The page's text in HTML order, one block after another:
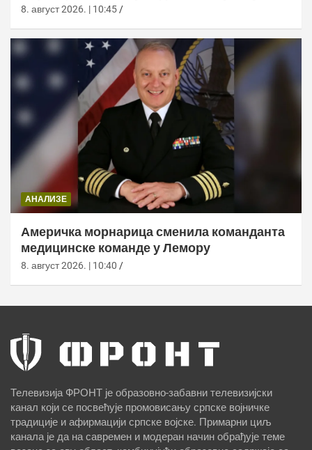
8. август 2026. | 10:45
АНАЛИЗЕ
Америчка морнарица сменила команданта
медицинске команде у Лемору
8. август 2026. | 10:40
Телевизија ФРОНТ је образовно-забавни телевизијски
канал који се посвећује промовисању српске војничке
традиције и афирмацији српске војске. Примарни циљ
канала је да на савремен и модеран начин обрађује теме